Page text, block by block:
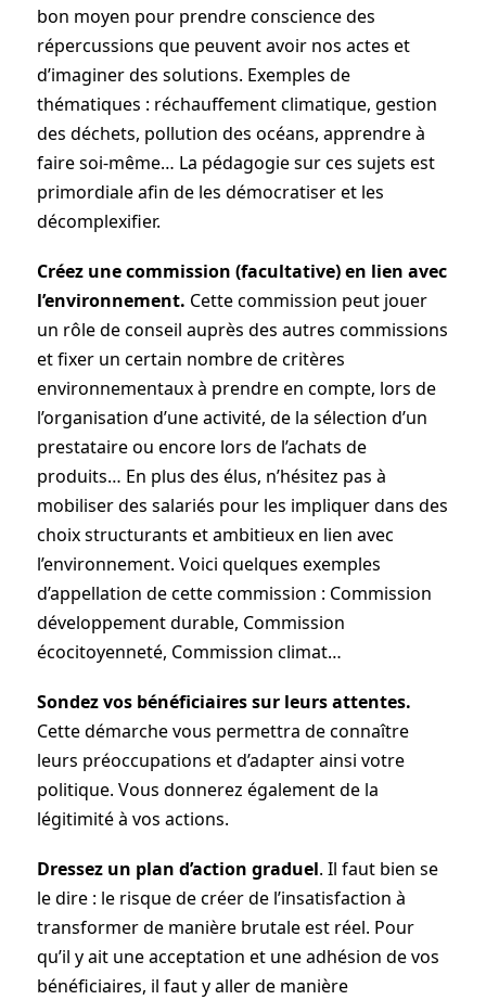
bon moyen pour prendre conscience des
répercussions que peuvent avoir nos actes et
d’imaginer des solutions. Exemples de
thématiques : réchauffement climatique, gestion
des déchets, pollution des océans, apprendre à
faire soi-même… La pédagogie sur ces sujets est
primordiale afin de les démocratiser et les
décomplexifier.
Créez une commission (facultative) en lien avec
l’environnement. Cette commission peut jouer
un rôle de conseil auprès des autres commissions
et fixer un certain nombre de critères
environnementaux à prendre en compte, lors de
l’organisation d’une activité, de la sélection d’un
prestataire ou encore lors de l’achats de
produits… En plus des élus, n’hésitez pas à
mobiliser des salariés pour les impliquer dans des
choix structurants et ambitieux en lien avec
l’environnement. Voici quelques exemples
d’appellation de cette commission : Commission
développement durable, Commission
écocitoyenneté, Commission climat…
Sondez vos bénéficiaires sur leurs attentes.
Cette démarche vous permettra de connaître
leurs préoccupations et d’adapter ainsi votre
politique. Vous donnerez également de la
légitimité à vos actions.
Dressez un plan d’action graduel. Il faut bien se
le dire : le risque de créer de l’insatisfaction à
transformer de manière brutale est réel. Pour
qu’il y ait une acceptation et une adhésion de vos
bénéficiaires, il faut y aller de manière